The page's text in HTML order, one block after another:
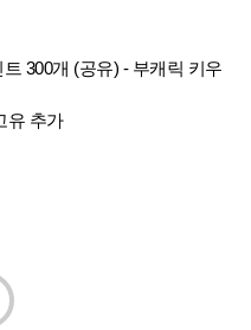
300개 (공유) - 부캐릭 키우
유 추가